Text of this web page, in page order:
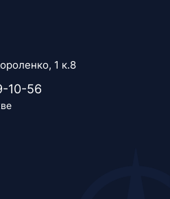
1 к.8
10-56